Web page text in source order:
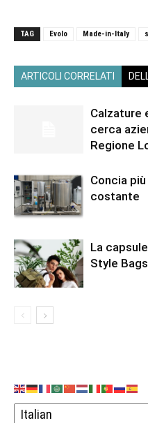
TAG Evolo Made-in-Italy
ARTICOLI CORRELATI
Calzature
cerca
Regione
Concia
costante
La
Style Bags